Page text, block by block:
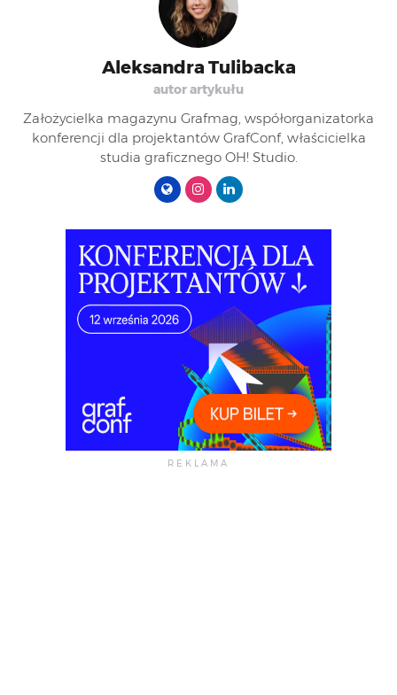
Aleksandra Tulibacka
autor artykułu
Założycielka magazynu Grafmag, współorganizatorka
konferencji dla projektantów GrafConf, właścicielka
studia graficznego OH! Studio.